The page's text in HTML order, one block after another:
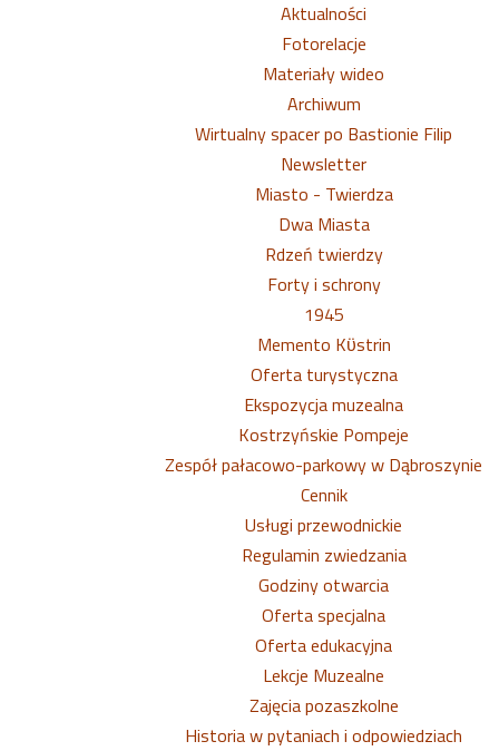
Aktualności
Fotorelacje
Materiały wideo
Archiwum
Wirtualny spacer po Bastionie Filip
Newsletter
Miasto - Twierdza
Dwa Miasta
Rdzeń twierdzy
Forty i schrony
1945
Memento Kϋstrin
Oferta turystyczna
Ekspozycja muzealna
Kostrzyńskie Pompeje
Zespół pałacowo-parkowy w Dąbroszynie
Cennik
Usługi przewodnickie
Regulamin zwiedzania
Godziny otwarcia
Oferta specjalna
Oferta edukacyjna
Lekcje Muzealne
Zajęcia pozaszkolne
Historia w pytaniach i odpowiedziach